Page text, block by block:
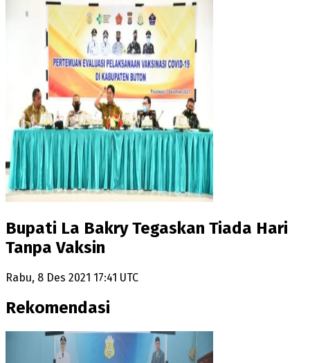
Bupati La Bakry Tegaskan Tiada Hari
Tanpa Vaksin
Rabu, 8 Des 2021 17:41 UTC
Rekomendasi